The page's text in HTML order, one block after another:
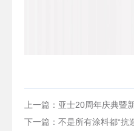
上一篇：亚士20周年庆典暨
下一篇：不是所有涂料都“抗